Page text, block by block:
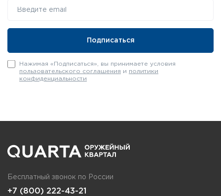
Нажимая «Подписаться», вы принимаете условия
пользовательского соглашения и политики
конфиденциальности
Бесплатный звонок по России
+7 (800) 222-43-21